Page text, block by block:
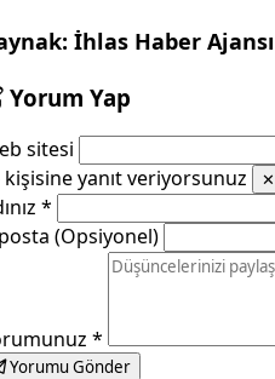
İhlas Haber Ajansı
Yorum Yap
sitesi
kişisine yanıt veriyorsunuz
✕
*
(Opsiyonel)
*
Yorumu Gönder